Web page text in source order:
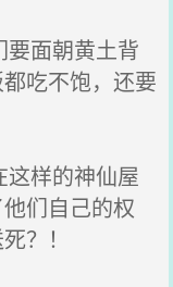
面朝黄土背
吃不饱，还要
样的神仙屋
们自己的权
？！